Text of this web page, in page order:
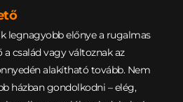
legnagyobb előnye a rugalmas
család vagy változnak az
alakítható tovább. Nem
házban gondolkodni – elég,